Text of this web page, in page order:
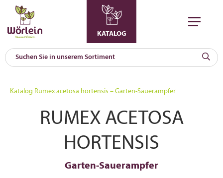
KATALOG
Katalog Rumex acetosa hortensis – Garten-Sauerampfer
RUMEX ACETOSA
HORTENSIS
Garten-Sauerampfer